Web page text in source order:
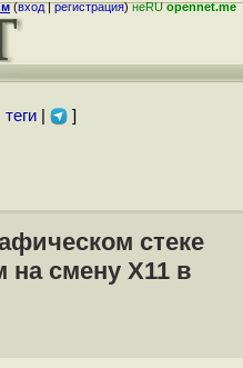
(вход|регистрация)неRUopennet.me
теги| ]
стеке
смену X11 в